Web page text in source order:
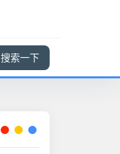
搜索一下